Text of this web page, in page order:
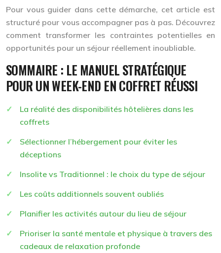
Pour vous guider dans cette démarche, cet article est
structuré pour vous accompagner pas à pas. Découvrez
comment transformer les contraintes potentielles en
opportunités pour un séjour réellement inoubliable.
SOMMAIRE : LE MANUEL STRATÉGIQUE
POUR UN WEEK-END EN COFFRET RÉUSSI
La réalité des disponibilités hôtelières dans les
coffrets
Sélectionner l’hébergement pour éviter les
déceptions
Insolite vs Traditionnel : le choix du type de séjour
Les coûts additionnels souvent oubliés
Planifier les activités autour du lieu de séjour
Prioriser la santé mentale et physique à travers des
cadeaux de relaxation profonde